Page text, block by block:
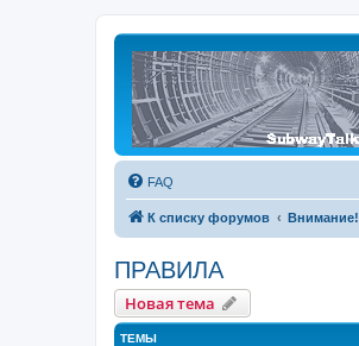
FAQ
К списку форумов Внимание!
ПРАВИЛА
Новая тема
ТЕМЫ